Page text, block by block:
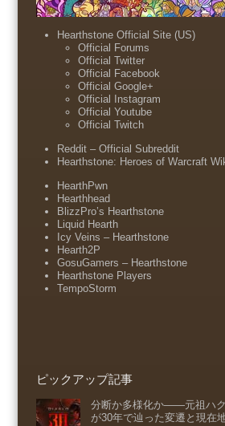
Hearthstone Official Site (US)
Official Forums
Official Twitter
Official Facebook
Official Google+
Official Instagram
Official Youtube
Official Twitch
Reddit – Official Subreddit
Hearthstone: Heroes of Warcraft
HearthPwn
Hearthhead
BlizzPro’s Hearthstone
Liquid Hearth
Icy Veins – Hearthstone
Hearth2P
GosuGamers – Hearthstone
Hearthstone Players
TempoStorm
ピックアップ記事
分断か多様化か――元祖ハク
が30年で辿った変遷と現在